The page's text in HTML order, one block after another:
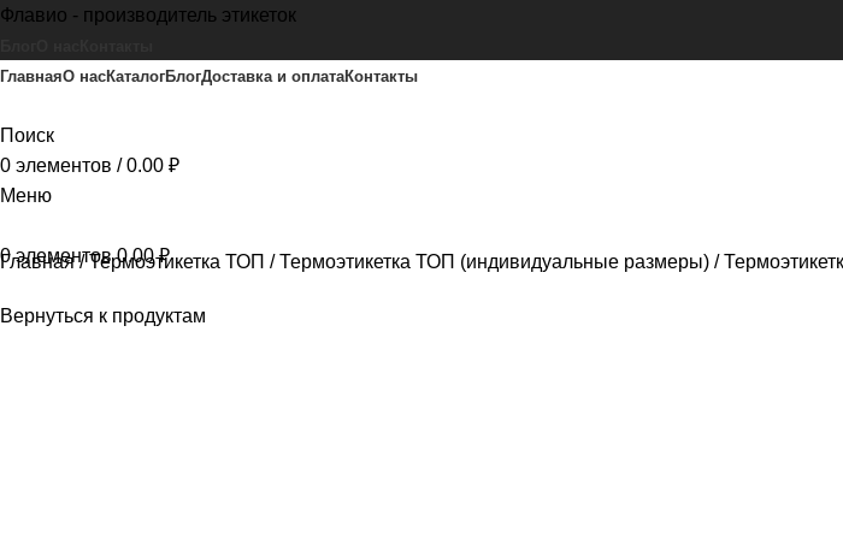
Флавио - производитель этикеток
ГлавнаяО насКаталогБлогДоставка и оплатаКонтакты
Поиск
0 элементов / 0.00 ₽
Меню
0элементов 0.00₽
Главная Термоэтикетка ТОП Термоэтикетка ТОП (индивидуальные размеры)
Вернуться к продуктам